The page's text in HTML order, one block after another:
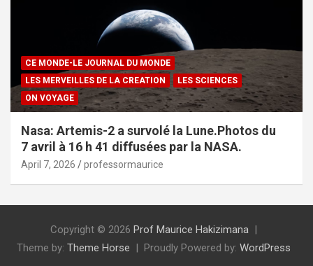
CE MONDE-LE JOURNAL DU MONDE
LES MERVEILLES DE LA CREATION
LES SCIENCES
ON VOYAGE
Nasa: Artemis-2 a survolé la Lune.Photos du
7 avril à 16 h 41 diffusées par la NASA.
April 7, 2026 professormaurice
Copyright © 2026 Prof Maurice Hakizimana
Theme by: Theme Horse Proudly Powered by: WordPress